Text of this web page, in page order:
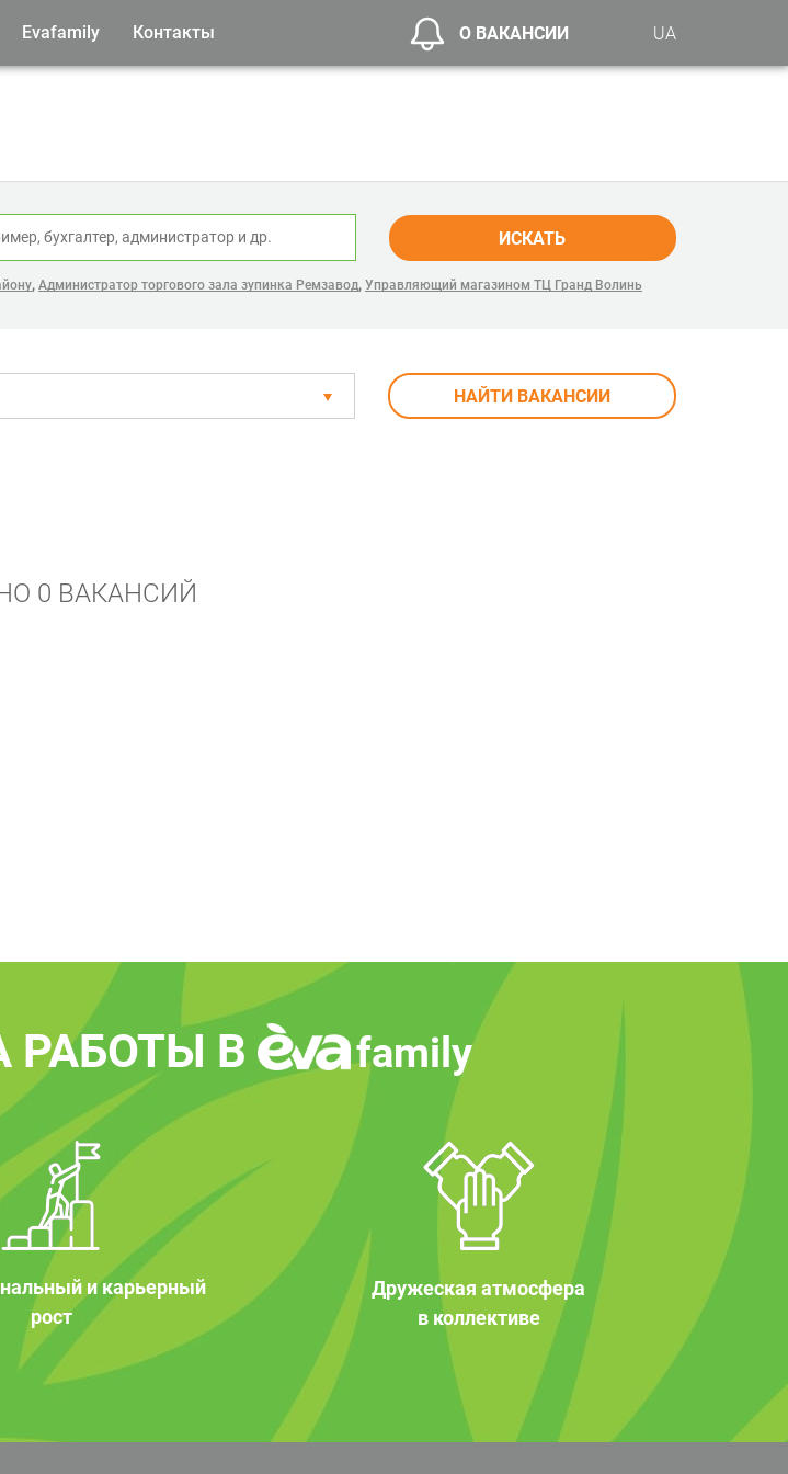
Evafamily Контакты О ВАКАНСИИ UA
ИСКАТЬ
, Администратор торгового зала зупинка Ремзавод, Управляющий магазином ТЦ Гранд Волинь
НАЙТИ ВАКАНСИИ
0 ВАКАНСИЙ
В family
и карьерный
рост
Дружеская атмосфера
в коллективе